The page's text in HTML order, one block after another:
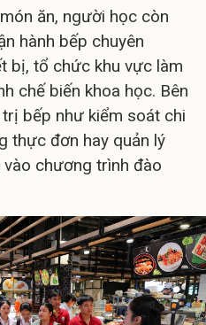
ăn, người học còn
hành bếp chuyên
bị, tổ chức khu vực làm
chế biến khoa học. Bên
bếp như kiểm soát chi
thực đơn hay quản lý
chương trình đào